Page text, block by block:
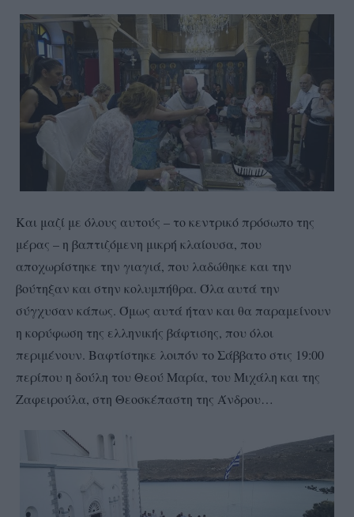
Και μαζί με όλους αυτούς – το κεντρικό πρόσωπο της
μέρας – η βαπτιζόμενη μικρή κλαίουσα, που
αποχωρίστηκε την γιαγιά, που λαδώθηκε και την
βούτηξαν και στην κολυμπήθρα. Όλα αυτά την
σύγχυσαν κάπως. Όμως αυτά ήταν και θα παραμείνουν
η κορύφωση της ελληνικής βάφτισης, που όλοι
περιμένουν. Βαφτίστηκε λοιπόν το Σάββατο στις 19:00
περίπου η δούλη του Θεού Μαρία, του Μιχάλη και της
Ζαφειρούλα, στη Θεοσκέπαστη της Άνδρου…